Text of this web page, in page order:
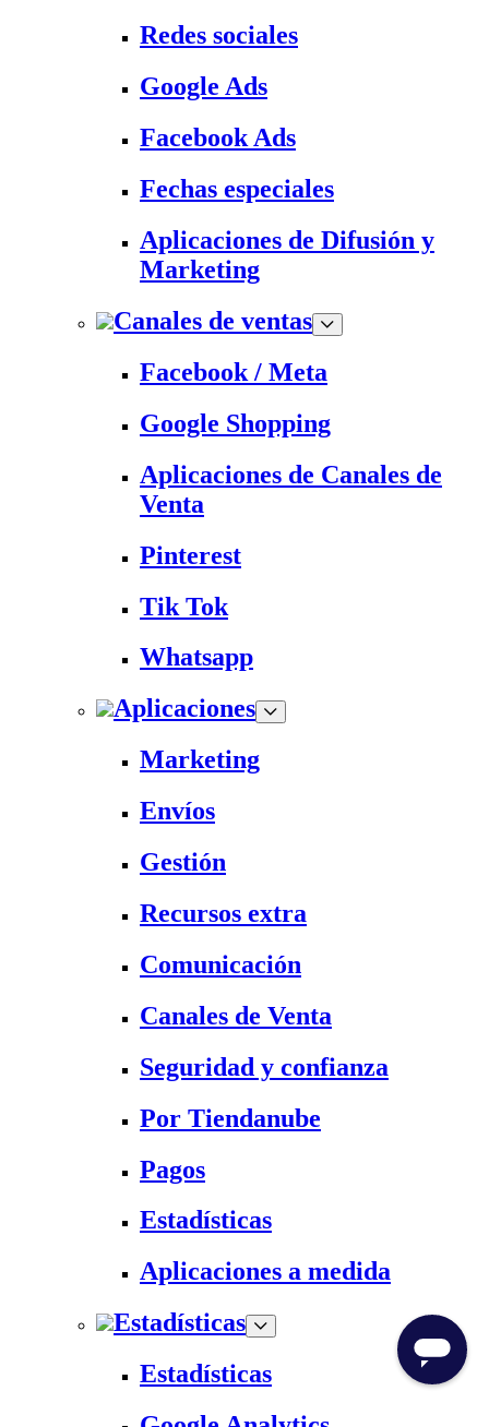
Redes sociales
Google Ads
Facebook Ads
Fechas especiales
Aplicaciones de Difusión y
Marketing
Canales de ventas
Facebook / Meta
Google Shopping
Aplicaciones de Canales de
Venta
Pinterest
Tik Tok
Whatsapp
Aplicaciones
Marketing
Envíos
Gestión
Recursos extra
Comunicación
Canales de Venta
Seguridad y confianza
Por Tiendanube
Pagos
Estadísticas
Aplicaciones a medida
Estadísticas
Estadísticas